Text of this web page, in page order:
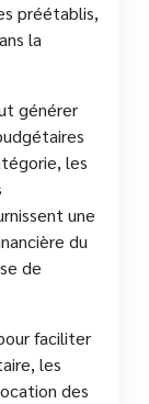
préétablis,
la
générer
les
une
du
de
faciliter
les
des